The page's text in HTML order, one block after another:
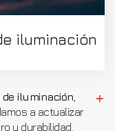
iluminación
iluminación
a actualizar
y durabilidad.